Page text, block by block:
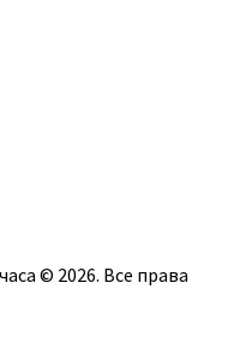
© 2026. Все права